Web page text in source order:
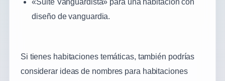
«Suite Vanguardista» para una habitación con
diseño de vanguardia.
Si tienes habitaciones temáticas, también podrías
considerar ideas de nombres para habitaciones